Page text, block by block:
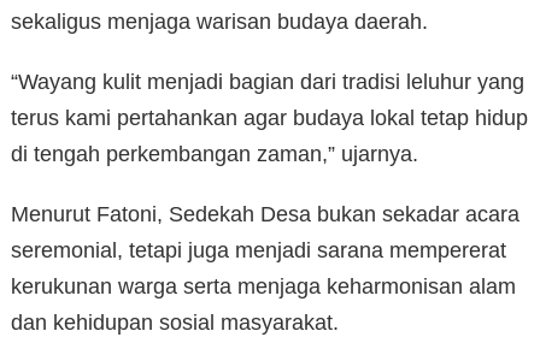
sekaligus menjaga warisan budaya daerah.
“Wayang kulit menjadi bagian dari tradisi leluhur yang
terus kami pertahankan agar budaya lokal tetap hidup
di tengah perkembangan zaman,” ujarnya.
Menurut Fatoni, Sedekah Desa bukan sekadar acara
seremonial, tetapi juga menjadi sarana mempererat
kerukunan warga serta menjaga keharmonisan alam
dan kehidupan sosial masyarakat.